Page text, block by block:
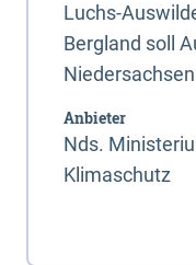
Luchs-
Bergland soll
Anbieter
Nds.
Klimaschutz